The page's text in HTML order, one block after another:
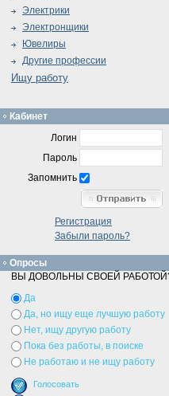
Электрики
Электронщики
Ювелиры
Другие профессии
Ищу работу
Кабинет
Логин
Пароль
Запомнить
Регистрация
Забыли пароль?
Опросы
ВЫ ДОВОЛЬНЫ СВОЕЙ
Да
Да, но ищу еще лучшую работу
Нет, ищу другую работу
Пока без работы, в поиске
Не работаю и не ищу работу